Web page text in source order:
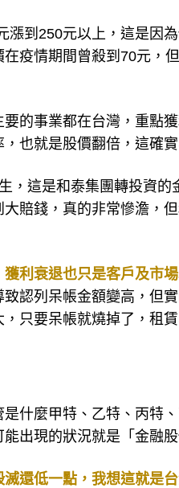
漲到250元以上，這是因
疫情期間曾殺到70元，
的事業都在台灣，重點
也就是股價翻倍，這確實
，這是和泰集團轉投資
賠錢，真的非常慘澹，
利衰退也只是客戶及市場
認列呆帳金額變高，但
只要呆帳就燒掉了，租
什麼甲特、乙特、丙特
出現的狀況就是「金融股
還低一點，我想這就是